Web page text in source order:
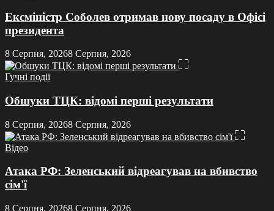
Ексміністр Соболев отримав нову посаду в Офісі
президента
8 Серпня, 20268 Серпня, 2026
Гучні події
Обшуки ТЦК: відомі перші результати
8 Серпня, 20268 Серпня, 2026
Відео
Атака РФ: Зеленський відреагував на вбивство
сім'ї
8 Серпня, 20268 Серпня, 2026